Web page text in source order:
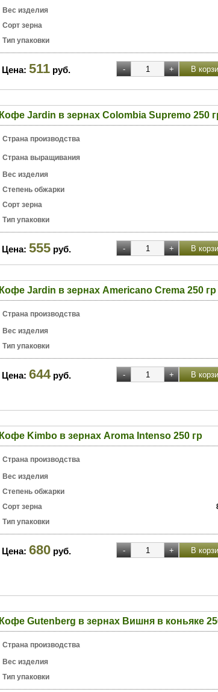
Вес изделия
Сорт зерна
Тип упаковки
Цена: 511 руб.
Кофе Jardin в зернах Colombia Supremo 250
Страна производства
Страна выращивания
Вес изделия
Степень обжарки
Сорт зерна
Тип упаковки
Цена: 555 руб.
Кофе Jardin в зернах Americano Crema 250 гр
Страна производства
Вес изделия
Тип упаковки
Цена: 644 руб.
Кофе Kimbo в зернах Aroma Intenso 250 гр
Страна производства
Вес изделия
Степень обжарки
Сорт зерна
Тип упаковки
Цена: 680 руб.
Кофе Gutenberg в зернах Вишня в коньяке
Страна производства
Вес изделия
Тип упаковки